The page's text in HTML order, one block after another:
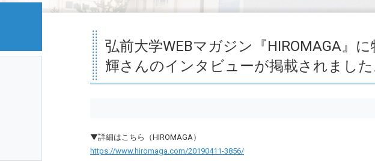
弘前大学WEBマガジン『HIROMAGA』
輝さんのインタビューが掲載されました
▼詳細はこちら（HIROMAGA）
https://www.hiromaga.com/20190411-3856/